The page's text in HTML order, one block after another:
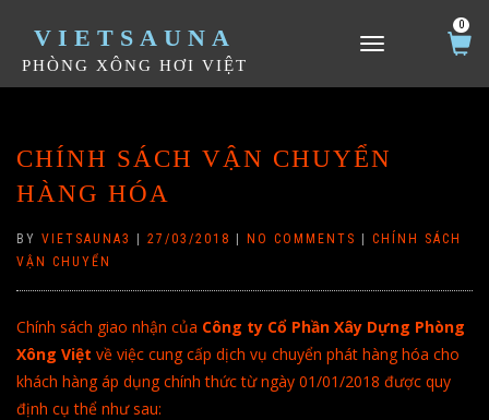
VIETSAUNA
PHÒNG XÔNG HƠI VIỆT
TOGGLE NAVIGATION
0
CHÍNH SÁCH VẬN CHUYỂN
HÀNG HÓA
BY VIETSAUNA3 27/03/2018 NO COMMENTS
CHÍNH SÁCH
VẬN CHUYỂN
Chính sách giao nhận của Công ty Cổ Phần Xây Dựng Phòng
Xông Việt về việc cung cấp dịch vụ chuyển phát hàng hóa cho
khách hàng áp dụng chính thức từ ngày 01/01/2018 được quy
định cụ thể như sau: